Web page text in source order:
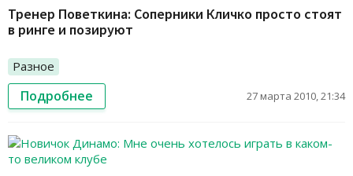
Тренер Поветкина: Соперники Кличко просто стоят
в ринге и позируют
Разное
Подробнее 27 марта 2010, 21:34